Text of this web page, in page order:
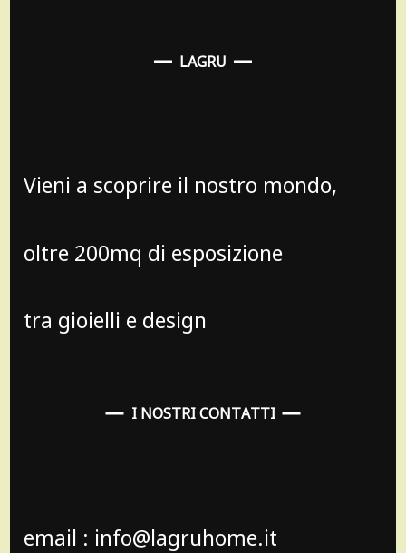
LAGRU
Vieni a scoprire il nostro mondo,
oltre 200mq di esposizione
tra gioielli e design
I NOSTRI CONTATTI
email : info@lagruhome.it